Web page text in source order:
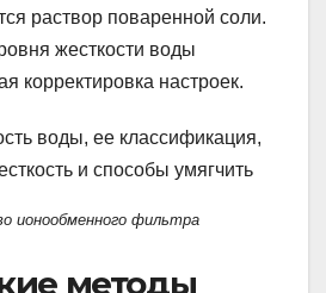
раствор поваренной соли.
жесткости воды
корректировка настроек.
ионообменного фильтра
методы